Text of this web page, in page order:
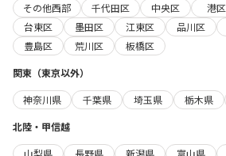
その他西部
千代田区 中央区 港区
台東区
墨田区 江東区 品川区
豊島区
荒川区
板橋区
関東（東京以外）
神奈川県
千葉県 埼玉県 栃木県
北陸・甲信越
山梨県
長野県 新潟県 富山県